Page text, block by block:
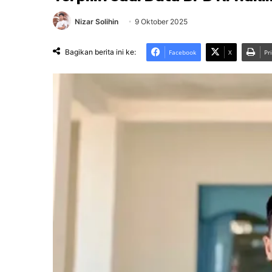
Nizar Solihin 9 Oktober 2025
Bagikan berita ini ke: Facebook X